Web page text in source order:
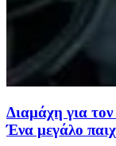
Διαμάχη για
Ένα μεγάλο